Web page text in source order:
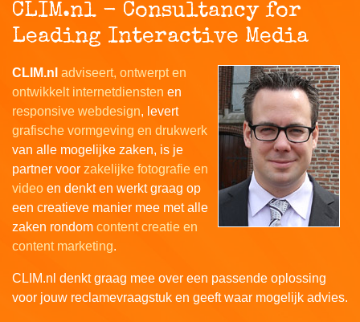
CLIM.nl - Consultancy for
Leading Interactive Media
CLIM.nl adviseert, ontwerpt en
ontwikkelt internetdiensten en
responsive webdesign, levert
grafische vormgeving en drukwerk
van alle mogelijke zaken, is je
partner voor zakelijke fotografie en
video en denkt en werkt graag op
een creatieve manier mee met alle
zaken rondom content creatie en
content marketing.
CLIM.nl denkt graag mee over een passende oplossing
voor jouw reclamevraagstuk en geeft waar mogelijk advies.